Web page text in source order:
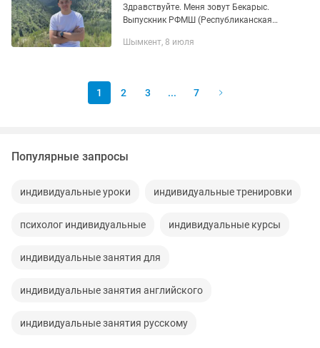
Здравствуйте. Меня зовут Бекарыс.
Выпускник РФМШ (Республиканская
Студент 3 курса Назарбаев
Шымкент, 8 июля
1 2 3 ... 7
Популярные запросы
индивидуальные уроки индивидуальные тренировки
психолог индивидуальные индивидуальные курсы
индивидуальные занятия для
индивидуальные занятия английского
индивидуальные занятия русскому